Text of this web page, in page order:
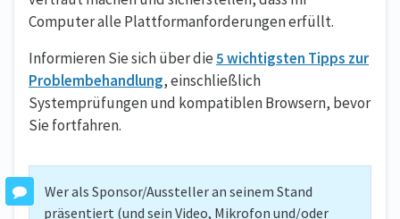
Computer alle Plattformanforderungen erfüllt.
Informieren Sie sich über die5 wichtigsten Tipps zur
Problembehandlung, einschließlich
Systemprüfungen und kompatiblen Browsern, bevor
Sie fortfahren.
Wer als Sponsor/Aussteller an seinem Stand
präsentiert (und sein Video, Mikrofon und/oder